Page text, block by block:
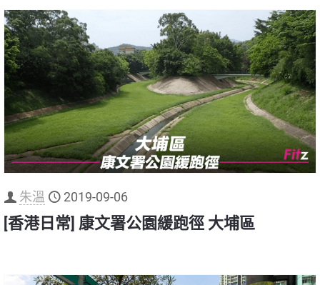
朱溫 2019-09-06
[香港日常] 康文署公園緩跑徑 大埔區